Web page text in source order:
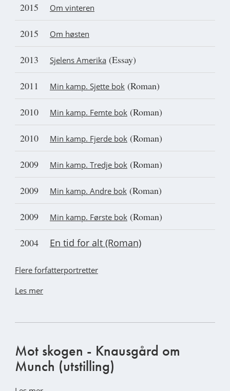
2015 Om vinteren
2015 Om høsten
2013 Sjelens Amerika (Essay)
2011 Min kamp. Sjette bok (Roman)
2010 Min kamp. Femte bok (Roman)
2010 Min kamp. Fjerde bok (Roman)
2009 Min kamp. Tredje bok (Roman)
2009 Min kamp. Andre bok (Roman)
2009 Min kamp. Første bok (Roman)
2004 En tid for alt (Roman)
Flere forfatterportretter
Les mer
Mot skogen - Knausgård om
Munch (utstilling)